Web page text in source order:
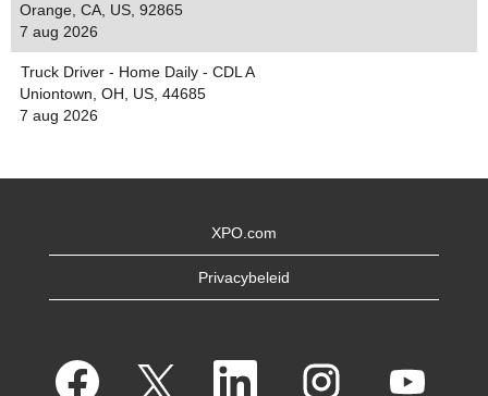
Orange, CA, US, 92865
7 aug 2026
Truck Driver - Home Daily - CDL A
Uniontown, OH, US, 44685
7 aug 2026
XPO.com
Privacybeleid
p
O
O